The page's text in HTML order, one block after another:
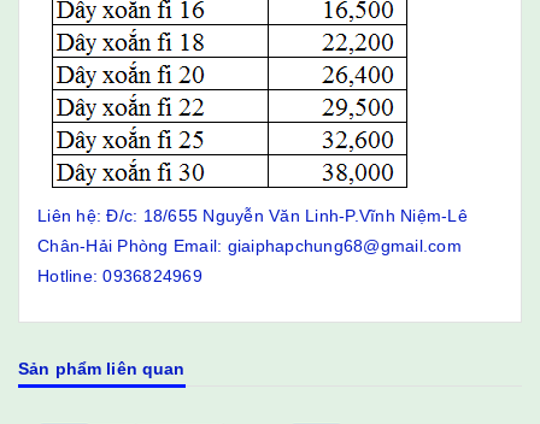
Liên hệ: Đ/c: 18/655 Nguyễn Văn Linh-P.Vĩnh Niệm-Lê
Chân-Hải Phòng Email: giaiphapchung68@gmail.com
Hotline: 0936824969
Sản phẩm liên quan